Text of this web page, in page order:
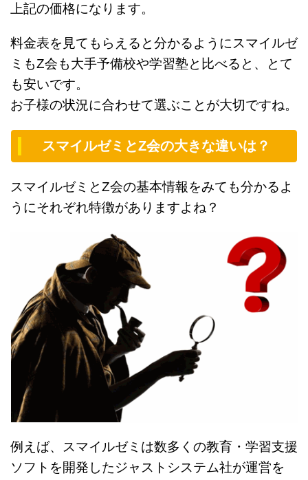
上記の価格になります。
料金表を見てもらえると分かるようにスマイルゼ
ミもZ会も大手予備校や学習塾と比べると、とて
も安いです。
お子様の状況に合わせて選ぶことが大切ですね。
スマイルゼミとZ会の大きな違いは？
スマイルゼミとZ会の基本情報をみても分かるよ
うにそれぞれ特徴がありますよね？
例えば、スマイルゼミは数多くの教育・学習支援
ソフトを開発したジャストシステム社が運営を